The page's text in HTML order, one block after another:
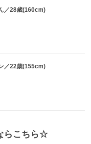
／28歳(160cm)
／22歳(155cm)
らこちら☆